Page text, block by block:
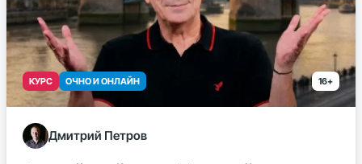
КУРС ОЧНО И ОНЛАЙН 16+
Дмитрий Петров